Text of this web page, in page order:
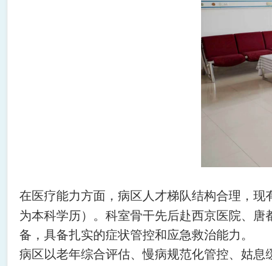
在医疗能力方面，病区人才梯队结构合理，现
为本科学历）。科室骨干先后赴西京医院、
备，具备扎实的症状管控和应急救治能力。
病区以老年综合评估、慢病规范化管控、姑